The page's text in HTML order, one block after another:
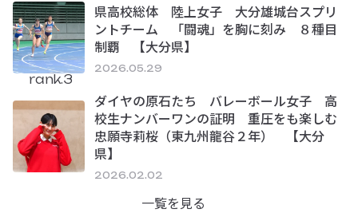
県高校総体 陸上女子 大分雄城台スプリ
ントチーム 「闘魂」を胸に刻み ８種目
制覇 【大分県】
2026.05.29
rank.3
ダイヤの原石たち バレーボール女子 高
校生ナンバーワンの証明 重圧をも楽しむ
忠願寺莉桜（東九州龍谷２年） 【大分
県】
2026.02.02
一覧を見る